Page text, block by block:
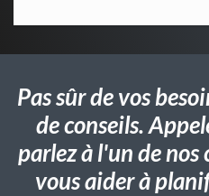
Pas sûr de vos
de conseils.
parlez à l'un de
vous aider à